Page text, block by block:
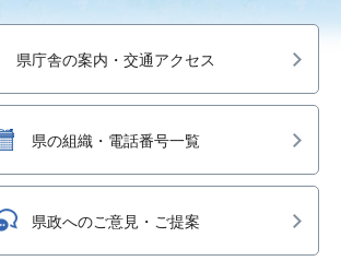
県庁舎の案内・交通アクセス
県の組織・電話番号一覧
県政へのご意見・ご提案